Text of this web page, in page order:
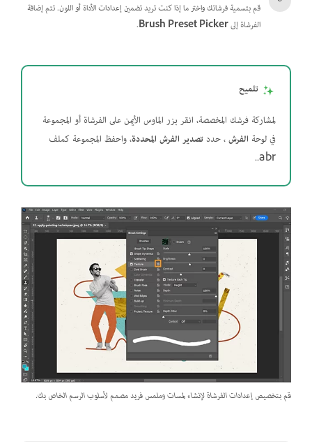
قم بتسمية فرشاتك واختر ما إذا كنت تريد تضمين إعدادات الأداة أو اللون. تتم إضافة
الفرشاة إلىBrush Preset Picker
.
تلميح
لمشاركة فرشك المخصصة، انقر بزر الماوس الأيمن على الفرشاة أو المجموعة
في لوحة الفرش، حددتصدير الفرش المحددة، واحفظ المجموعة كملف
‎.abr.
قم بتخصيص إعدادات الفرشاة لإنشاء لمسات وملمس فريد مصمم لأسلوب الرسم الخاص بك.